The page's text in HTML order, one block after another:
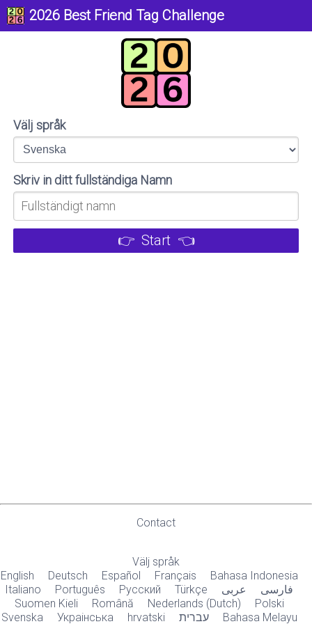
2026 Best Friend Tag Challenge
Välj språk
Skriv in ditt fullständiga Namn
👉 Start 👈
Contact
Välj språk
English
Deutsch Español Français
Bahasa Indonesia
Italiano
Português Русский Türkçe فارسی
عربى
Suomen Kieli
Română Nederlands (Dutch)
Polski
Svenska
Украiнська hrvatski עברית Bahasa Melayu